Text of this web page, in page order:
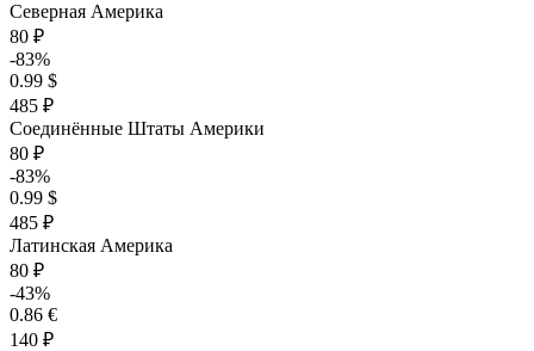
Северная Америка
80 ₽
-83%
0.99 $
485 ₽
Соединённые Штаты Америки
80 ₽
-83%
0.99 $
485 ₽
Латинская Америка
80 ₽
-43%
0.86 €
140 ₽